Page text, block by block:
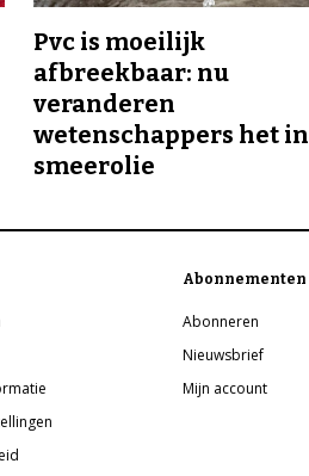
Pvc is moeilijk
afbreekbaar: nu
veranderen
wetenschappers het in
smeerolie
Abonnementen
Abonneren
Nieuwsbrief
Mijn account